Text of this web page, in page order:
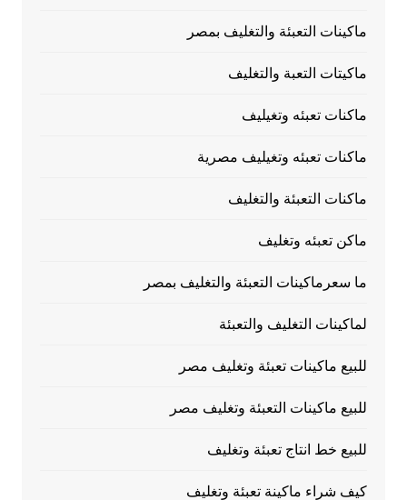
ماكينات التعبئة والتغليف بمصر
ماكيتات التعبة والتغليف
ماكنات تعبئه وتغيليف
ماكنات تعبئه وتغيليف مصرية
ماكنات التعبئة والتغليف
ماكن تعبئه وتغليف
ما سعرماكينات التعبئة والتغليف بمصر
لماكينات التغليف والتعبئة
للبيع ماكينات تعبئة وتغليف مصر
للبيع ماكينات التعبئة وتغليف مصر
للبيع خط انتاج تعبئة وتغليف
كيف شراء ماكينة تعبئة وتغليف